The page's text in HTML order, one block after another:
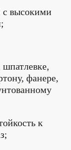
с высокими
шпатлевке,
фанере,
к